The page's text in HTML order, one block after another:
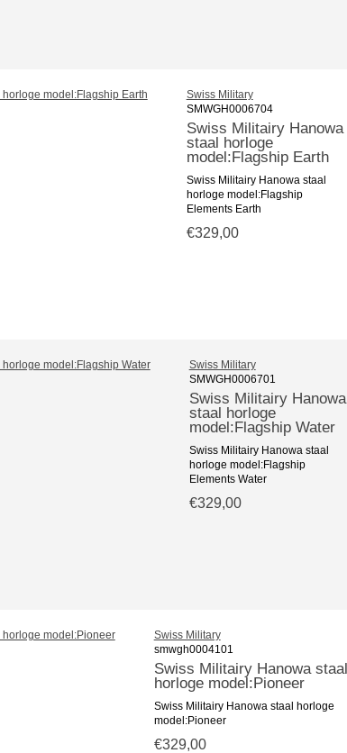
Swiss Military
SMWGH0006704
Swiss Militairy Hanowa
staal horloge
model:Flagship Earth
Swiss Militairy Hanowa staal
horloge model:Flagship
Elements Earth
€329,00
Swiss Military
SMWGH0006701
Swiss Militairy Hanowa
staal horloge
model:Flagship Water
Swiss Militairy Hanowa staal
horloge model:Flagship
Elements Water
€329,00
Swiss Military
smwgh0004101
Swiss Militairy Hanowa staal
horloge model:Pioneer
Swiss Militairy Hanowa staal horloge
model:Pioneer
€329,00